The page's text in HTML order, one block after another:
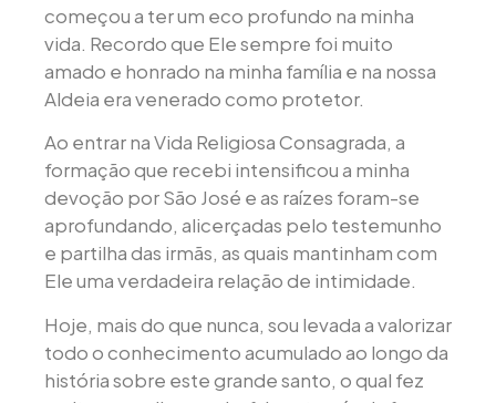
começou a ter um eco profundo na minha
vida. Recordo que Ele sempre foi muito
amado e honrado na minha família e na nossa
Aldeia era venerado como protetor.
Ao entrar na Vida Religiosa Consagrada, a
formação que recebi intensificou a minha
devoção por São José e as raízes foram-se
aprofundando, alicerçadas pelo testemunho
e partilha das irmãs, as quais mantinham com
Ele uma verdadeira relação de intimidade.
Hoje, mais do que nunca, sou levada a valorizar
todo o conhecimento acumulado ao longo da
história sobre este grande santo, o qual fez